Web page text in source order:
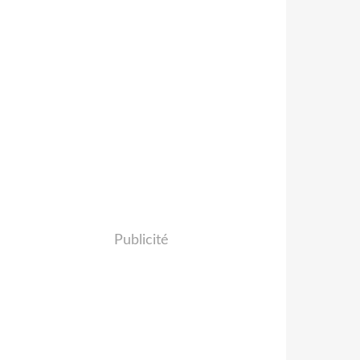
Publicité